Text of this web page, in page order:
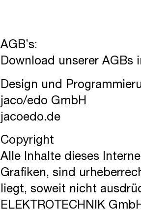
AGB’s:
Download unserer AGBs
Design und
jaco/edo GmbH
jacoedo.de
Copyright
Alle Inhalte dieses
Grafiken, sind
liegt, soweit nicht
ELEKTROTECHNIK